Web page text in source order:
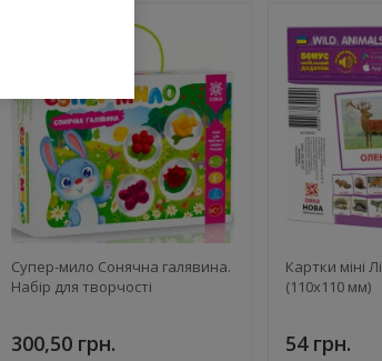
Супер-мило Сонячна галявина.
Набір для творчості
300,50 грн.
Картки міні
(110х110 мм)
54 грн.